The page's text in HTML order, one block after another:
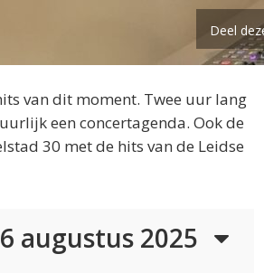
Deel
van dit moment. Twee uur lang
een concertagenda. Ook de
30 met de hits van de Leidse
augustus 2025